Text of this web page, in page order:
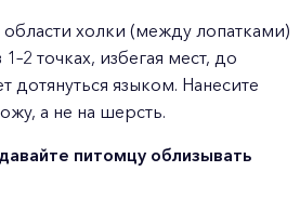
холки (между лопатками)
точках, избегая мест, до
языком. Нанесите
а не на шерсть.
питомцу облизывать